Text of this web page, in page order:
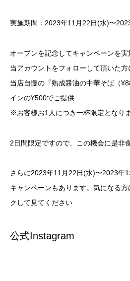
実施期間：2023年11月22日(水)〜
オープンを記念してキャンペーンを実
当アカウントをフォローして頂いた
当店自慢の『熟成醤油の中華そば（
インの¥500でご提供
※お客様お1人につき一杯限定となりま
2日間限定ですので、この機会に是非
さらに2023年11月22日(水)〜2023年
キャンペーンもあります。気になる
クして見てください
公式Instagram